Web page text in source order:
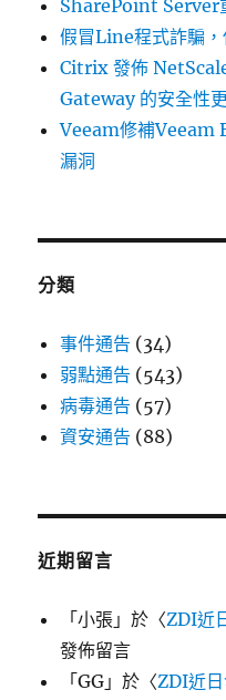
SharePoint Server
假冒Line程式詐騙，
Citrix 發佈
Gateway 的安全性
Veeam修補Veeam
漏洞
分類
事件通告 (34)
弱點通告 (543)
病毒通告 (57)
資安通告 (88)
近期留言
「小張 」於〈ZDI近
發佈留言
「GG 」於〈ZDI近